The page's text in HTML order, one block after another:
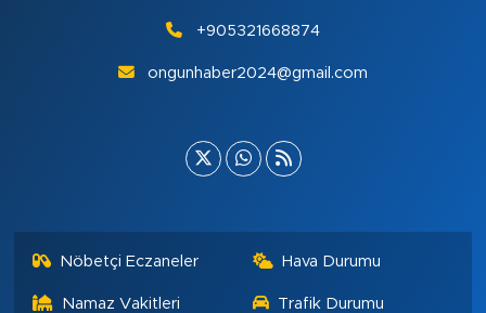
+905321668874
ongunhaber2024@gmail.com
Nöbetçi Eczaneler Hava Durumu
Namaz Vakitleri Trafik Durumu